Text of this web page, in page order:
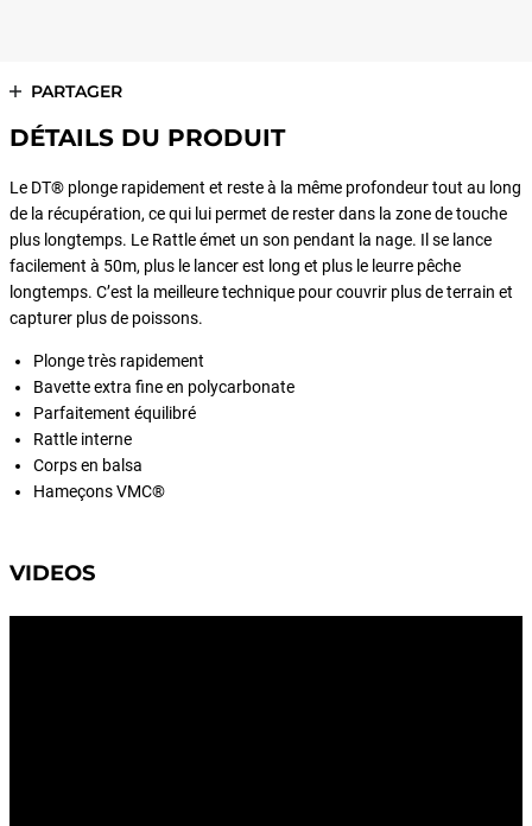
PARTAGER
DÉTAILS DU PRODUIT
Le DT® plonge rapidement et reste à la même profondeur tout au long
de la récupération, ce qui lui permet de rester dans la zone de touche
plus longtemps. Le Rattle émet un son pendant la nage. Il se lance
facilement à 50m, plus le lancer est long et plus le leurre pêche
longtemps. C’est la meilleure technique pour couvrir plus de terrain et
capturer plus de poissons.
Plonge très rapidement
Bavette extra fine en polycarbonate
Parfaitement équilibré
Rattle interne
Corps en balsa
Hameçons VMC®
VIDEOS